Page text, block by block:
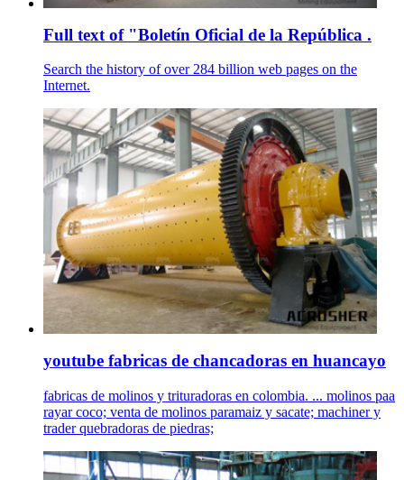
Full text of "Boletín Oficial de la República .
Search the history of over 284 billion web pages on the
Internet.
youtube fabricas de chancadoras en huancayo
fabricas de molinos y trituradoras en colombia. ... molinos paa
rayar coco; venta de molinos paramaiz y sacate; machiner y
trader quebradoras de piedras;